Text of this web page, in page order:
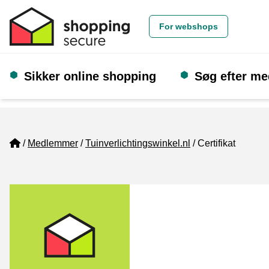
For webshops
Sikker online shopping Søg efter
Home
Medlemmer Tuinverlichtingswinkel.nl Certifikat